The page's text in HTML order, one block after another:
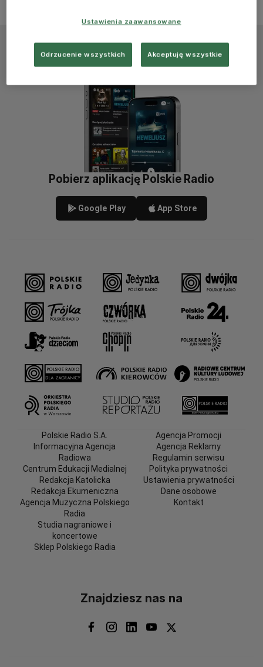
Pobierz aplikację Polskie Radio
Google Play App Store
Polskie Radio S.A.
Informacyjna Agencja
Radiowa
Centrum Edukacji Medialnej
Redakcja Katolicka
Redakcja Ekumeniczna
Agencja Muzyczna Polskiego
Radia
Studia nagraniowe i
koncertowe
Sklep Polskiego Radia
Agencja Promocji
Agencja Reklamy
Regulamin serwisu
Polityka prywatności
Ustawienia prywatności
Dane osobowe
Kontakt
Znajdziesz nas na
Ustawienia zaawansowane
Odrzucenie wszystkich Akceptuję wszystkie